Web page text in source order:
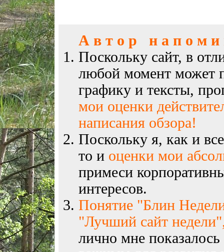
А в т о р н а п о м и
Поскольку сайт, в
любой момент может
графику и тексты,
мои оценки
написания обзора!
Поскольку я, как и
то и оценки мои
примеси
интересов.
Понятие "Блин
"Лучший сайт
лично мне